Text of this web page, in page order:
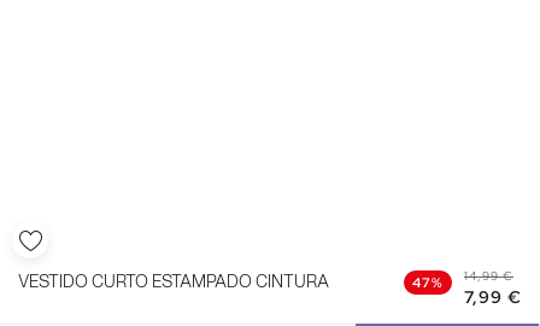
VESTIDO CURTO ESTAMPADO CINTURA 47% 14,99 €
7,99 €